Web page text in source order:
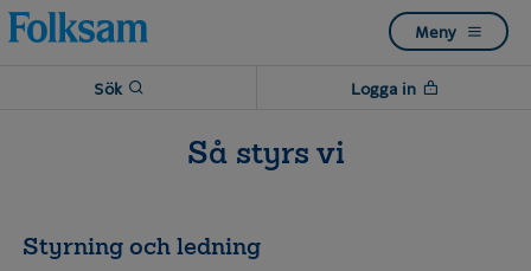
Till
navigation
Till
innehåll
Meny
Sök Logga in
Så styrs vi
Styrning och ledning